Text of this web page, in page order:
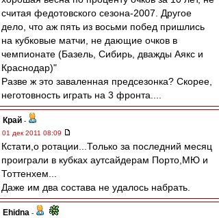
считая федотовского сезона-2007. Другое
дело, что аж пять из восьми побед пришлись
на кубковые матчи, не дающие очков в
чемпионате (Базель, Сибирь, дважды Аякс и
Краснодар)"
Разве ж это заваленная предсезонка? Скорее,
неготовность играть на 3 фронта....
Край -
01 дек 2011 08:09
Кстати,о ротации...Только за последний месяц
проиграли в кубках аутсайдерам Порто,МЮ и
Тоттенхем...
Даже им два состава не удалось набрать.
Ehidna -